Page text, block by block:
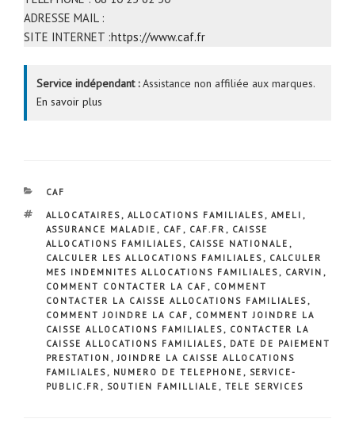
ADRESSE MAIL :
SITE INTERNET :https://www.caf.fr
Service indépendant :Assistance non affiliée aux marques.
En savoir plus
CATÉGORIES
CAF
ÉTIQUETTES
ALLOCATAIRES, ALLOCATIONS FAMILIALES, AMELI ,
ASSURANCE MALADIE , CAF , CAF.FR , CAISSE
ALLOCATIONS FAMILIALES, CAISSE NATIONALE ,
CALCULER LES ALLOCATIONS FAMILIALES, CALCULER
MES INDEMNITES ALLOCATIONS FAMILIALES, CARVIN ,
COMMENT CONTACTER LA CAF , COMMENT
CONTACTER LA CAISSE ALLOCATIONS FAMILIALES,
COMMENT JOINDRE LA CAF , COMMENT JOINDRE LA
CAISSE ALLOCATIONS FAMILIALES, CONTACTER LA
CAISSE ALLOCATIONS FAMILIALES, DATE DE PAIEMENT
PRESTATION ,JOINDRE LA CAISSE ALLOCATIONS
FAMILIALES, NUMERO DE TELEPHONE , SERVICE-
PUBLIC.FR , SOUTIEN FAMILLIALE , TELE SERVICES